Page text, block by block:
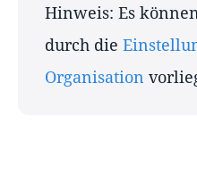
Hinweis: Es
durch die
Organisation